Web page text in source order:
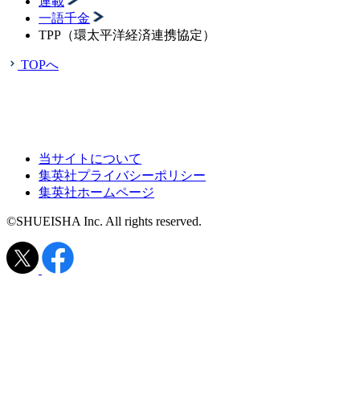
一語千金
TPP（環太平洋経済連携協定）
TOPへ
当サイトについて
集英社プライバシーポリシー
集英社ホームページ
©SHUEISHA Inc. All rights reserved.